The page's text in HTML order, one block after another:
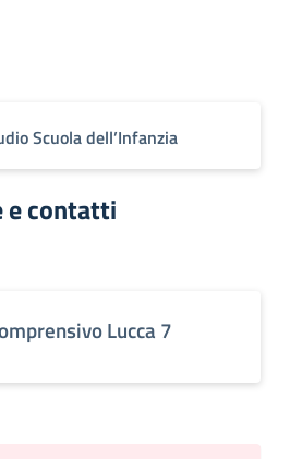
Scuola dell’Infanzia
e contatti
Lucca 7